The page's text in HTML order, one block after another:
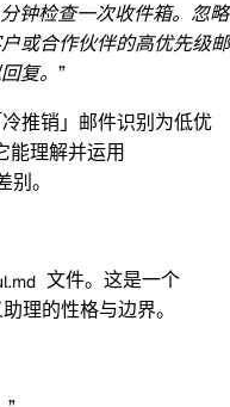
钟检查一次收件箱。忽略
或合作伙伴的高优先级邮
复。”
推销」邮件识别为低优
理解并运用
。
文件。这是一个
理的性格与边界。